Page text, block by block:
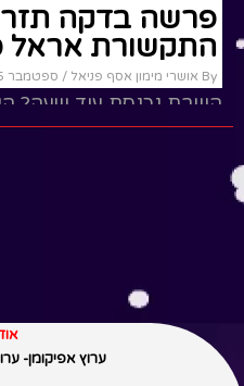
פרשה בדקה
התקשורת אראל
By אושרי מימון אסף פניאל / ספטמבר 5, 2021
השבת נכנסת עוד שעה?
שבוע בגןבית ספר? אין
ערוץ אפיקומן-